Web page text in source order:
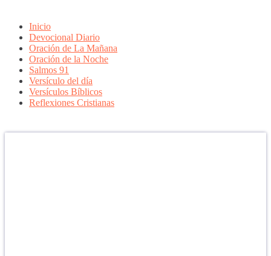
Inicio
Devocional Diario
Oración de La Mañana
Oración de la Noche
Salmos 91
Versículo del día
Versículos Bíblicos
Reflexiones Cristianas